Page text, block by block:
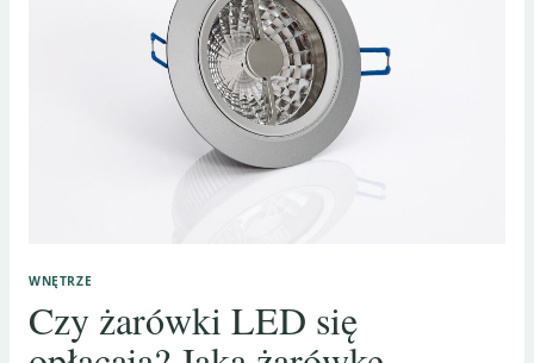
WNĘTRZE
Czy żarówki LED się